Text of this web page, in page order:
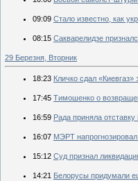
09:09 Стало известно, как
08:15 Сакварелидзе
29 Березня, Вторник
18:23 Кличко сдал
17:45 Тимошенко о
16:59 Рада приняла
16:07 МЭРТ
15:12 Суд признал
14:21 Белорусы придумали